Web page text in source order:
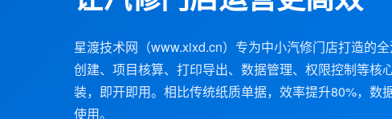
星渡技术网（www.xixd.cn）专为中小汽修门店打造的
创建、项目核算、打印导出、数据管理、权限控制等核
装，即开即用。相比传统纸质单据，效率提升80%，数
使用。